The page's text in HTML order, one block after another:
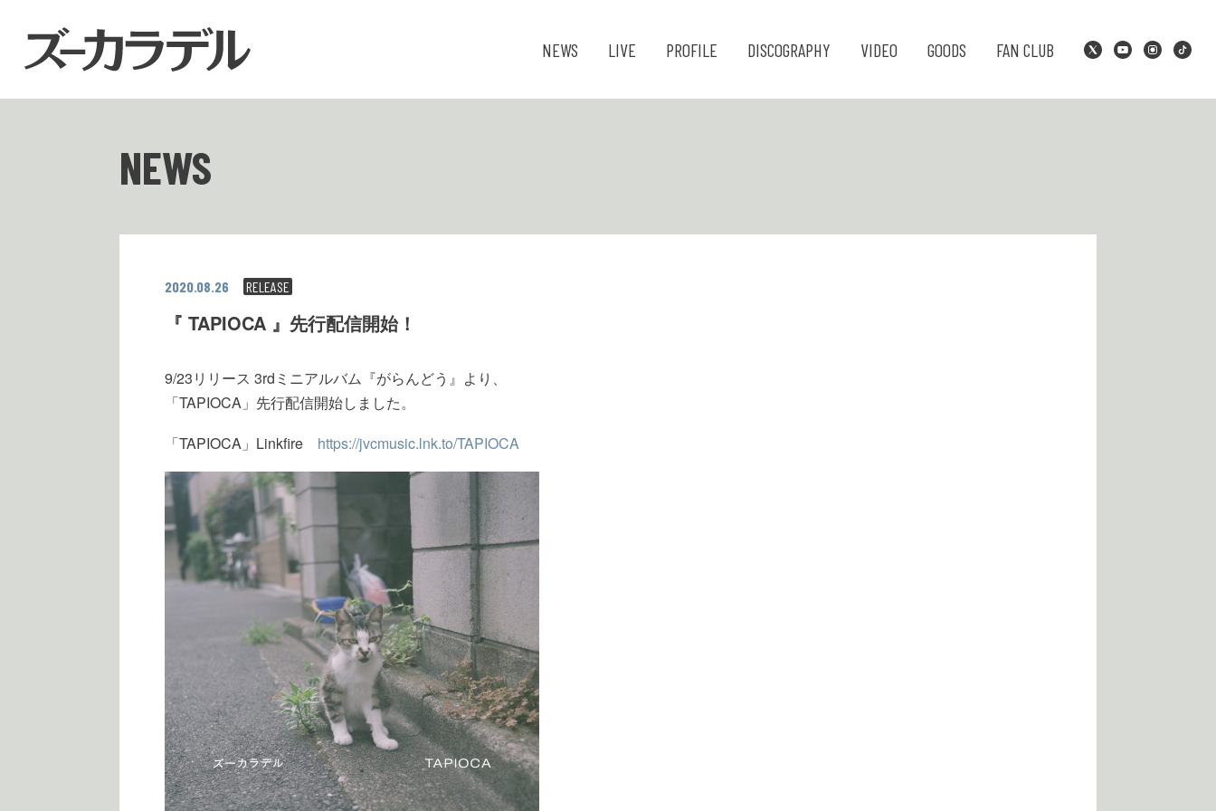
NEWS LIVE PROFILE DISCOGRAPHY VIDEO GOODS FAN CLUB
NEWS
2020.08.26 RELEASE
『 TAPIOCA 』先行配信開始！
9/23リリース 3rdミニアルバム『がらんどう』より、
「TAPIOCA」先行配信開始しました。
「TAPIOCA」Linkfire https://jvcmusic.lnk.to/TAPIOCA